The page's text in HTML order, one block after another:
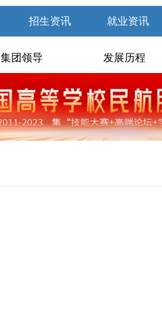
招生资讯 就业资讯
集团领导 发展历程